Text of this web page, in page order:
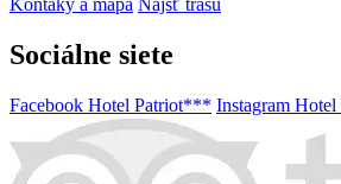
Kontaky a mapa Nájsť trasu
Sociálne siete
Facebook Hotel Patriot*** Instagram